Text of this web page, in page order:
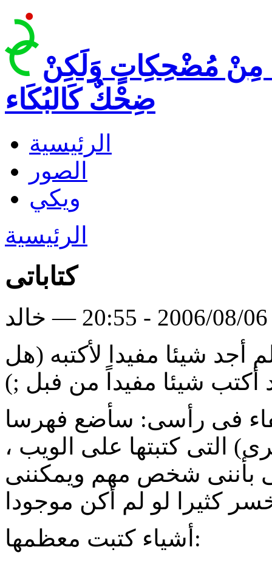
مِنْ مُضْحِكِاتٍ وَلَكِنْ
ضِحْكٌ كَالبُكَاء
الرئيسية
الصور
ويكي
الرئيسية
كتاباتى
أجد شيئا مفيدا ﻷكتبه (هل
فى رأسى: سأضع فهرسا
التى كتبتها على الويب ،
بأننى شخص مهم ويمكننى
أشياء كتبت معظمها: